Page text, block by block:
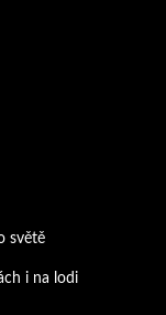
světě
i na lodi